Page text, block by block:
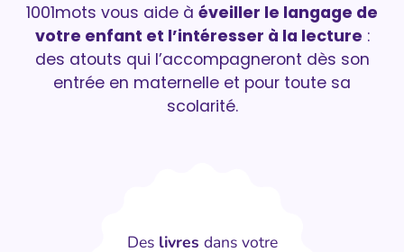
1001mots vous aide à éveiller le langage de
votre enfant et l’intéresser à la lecture :
des atouts qui l’accompagneront dès son
entrée en maternelle et pour toute sa
scolarité.
Des livres dans votre